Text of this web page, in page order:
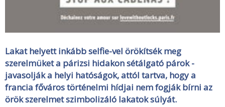
Lakat helyett inkább selfie-vel örökítsék meg
szerelmüket a párizsi hidakon sétálgató párok -
javasolják a helyi hatóságok, attól tartva, hogy a
francia főváros történelmi hídjai nem fogják bírni az
örök szerelmet szimbolizáló lakatok súlyát.